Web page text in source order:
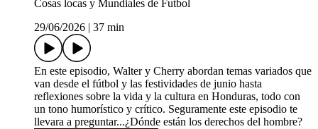
Cosas locas y Mundiales de Futbol
29/06/2026
37 min
En este episodio, Walter y Cherry abordan temas variados que
van desde el fútbol y las festividades de junio hasta
reflexiones sobre la vida y la cultura en Honduras, todo con
un tono humorístico y crítico. Seguramente este episodio te
llevara a preguntar...¿Dónde están los derechos del hombre?